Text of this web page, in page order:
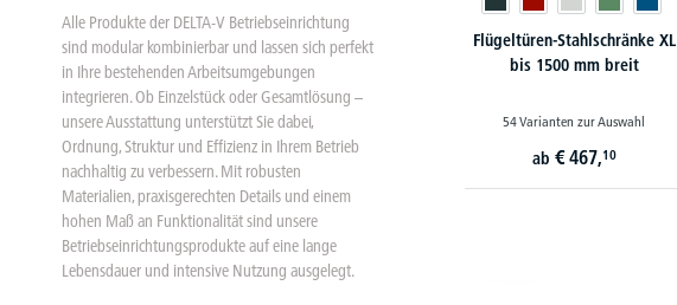
Alle Produkte der DELTA-V Betriebseinrichtung
sind modular kombinierbar und lassen sich perfekt
in Ihre bestehenden Arbeitsumgebungen
integrieren. Ob Einzelstück oder Gesamtlösung –
unsere Ausstattung unterstützt Sie dabei,
Ordnung, Struktur und Effizienz in Ihrem Betrieb
nachhaltig zu verbessern. Mit robusten
Materialien, praxisgerechten Details und einem
hohen Maß an Funktionalität sind unsere
Betriebseinrichtungsprodukte auf eine lange
Lebensdauer und intensive Nutzung ausgelegt.
Flügeltüren-Stahlschränke XL
bis 1500 mm breit
54 Varianten zur Auswahl
ab € 467,10